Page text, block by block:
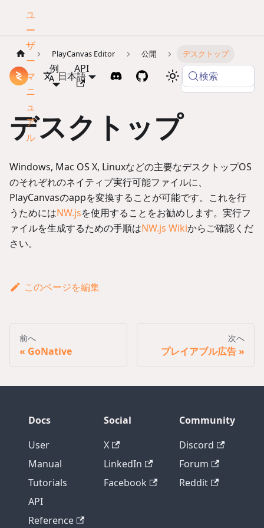
ドキュメント
ユ
ー
ザ
ー
マ
ニ
ュ
ア
ル
例 API
日本語 検索
PlayCanvas Editor 公開 デスクトップ
Copy page
デスクトップ
Windows, Mac OS X, Linuxなどの主要なデスクトップOS
のそれぞれのネイティブ実行可能ファイルに、
PlayCanvasのappを変換することが可能です。これを行
うためにはNW.jsを使用することをお勧めします。実行フ
ァイルを生成するための手順はNW.js Wikiからご確認くだ
さい。
このページを編集
前へ
GoNative
次へ
プレイアブル広告
Docs
User
Manual
Tutorials
API
Reference
Social
X
LinkedIn
Facebook
Community
Discord
Forum
Reddit